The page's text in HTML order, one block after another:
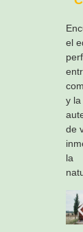
el
y la
de
la